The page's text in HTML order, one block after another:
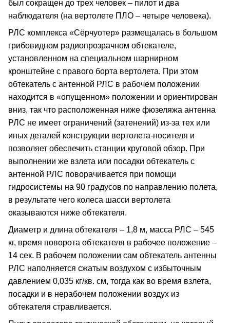
был сокращен до трех человек – пилот и два
наблюдателя (на вертолете ПЛО – четыре человека).
РЛС комплекса «Сёрчуотер» размещалась в большом
грибовидном радиопрозрачном обтекателе,
установленном на специальном шарнирном
кронштейне с правого борта вертолета. При этом
обтекатель с антенной РЛС в рабочем положении
находится в «опущенном» положении и ориентирован
вниз, так что расположенная ниже фюзеляжа антенна
РЛС не имеет ограничений (затенений) из-за тех или
иных деталей конструкции вертолета-носителя и
позволяет обеспечить станции круговой обзор. При
выполнении же взлета или посадки обтекатель с
антенной РЛС поворачивается при помощи
гидросистемы на 90 градусов по направлению полета,
в результате чего колеса шасси вертолета
оказываются ниже обтекателя.
Диаметр и длина обтекателя – 1,8 м, масса РЛС – 545
кг, время поворота обтекателя в рабочее положение –
14 сек. В рабочем положении сам обтекатель антенны
РЛС наполняется сжатым воздухом с избыточным
давлением 0,035 кг/кв. см, тогда как во время взлета,
посадки и в нерабочем положении воздух из
обтекателя стравливается.